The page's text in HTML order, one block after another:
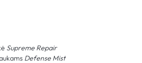
Supreme Repair
Defense Mist